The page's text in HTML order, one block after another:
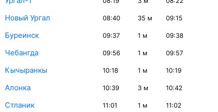
Новый Ургал 08:40 35 м 09:15
Буреинск 09:37 1 м 09:38
Чебангда 09:56 1 м 09:57
Кычыранкы 10:18 1 м 10:19
Алонка 10:39 3 м 10:42
Стланик 11:01 1 м 11:02